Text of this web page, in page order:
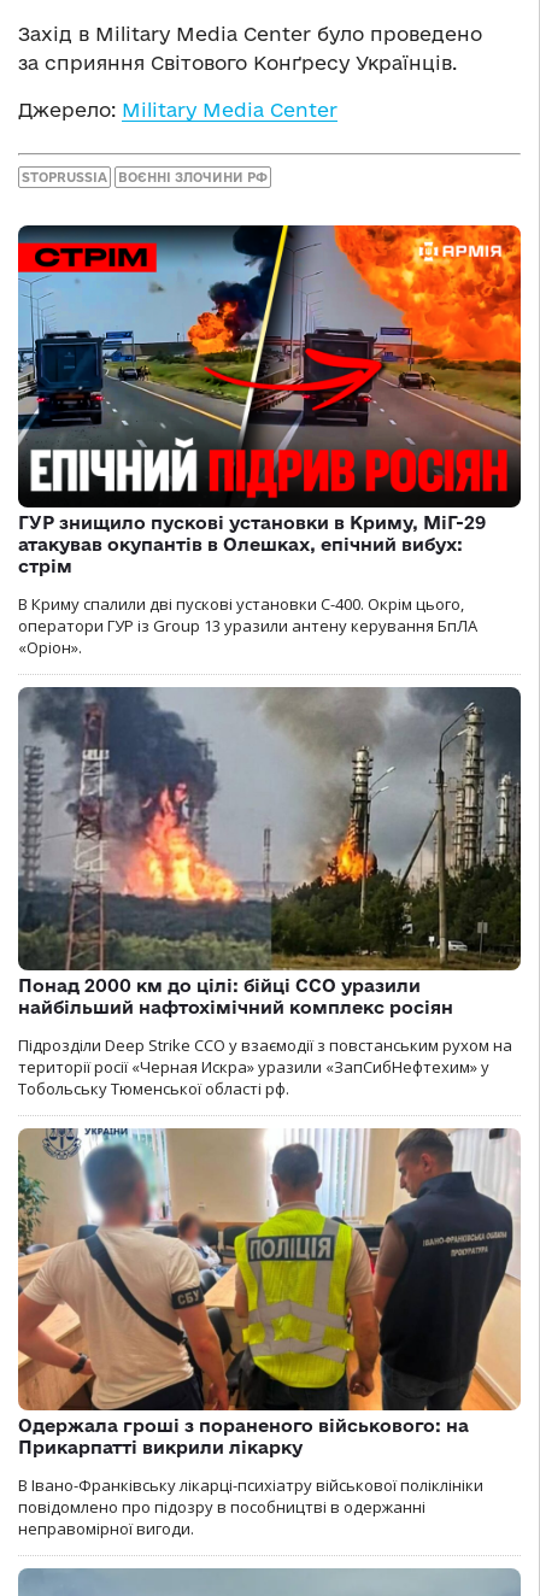
Захід в Military Media Center було проведено
за сприяння Світового Конґресу Українців.
Джерело: Military Media Center
STOPRUSSIA ВОЄННІ ЗЛОЧИНИ РФ
ГУР знищило пускові установки в Криму, МіГ-29
атакував окупантів в Олешках, епічний вибух:
стрім
В Криму спалили дві пускові установки С-400. Окрім цього,
оператори ГУР із Group 13 уразили антену керування БпЛА
«Оріон».
Понад 2000 км до цілі: бійці ССО уразили
найбільший нафтохімічний комплекс росіян
Підрозділи Deep Strike ССО у взаємодії з повстанським рухом на
території росії «Черная Искра» уразили «ЗапСибНефтехим» у
Тобольську Тюменської області рф.
Одержала гроші з пораненого військового: на
Прикарпатті викрили лікарку
В Івано-Франківську лікарці-психіатру військової поліклініки
повідомлено про підозру в пособництві в одержанні
неправомірної вигоди.